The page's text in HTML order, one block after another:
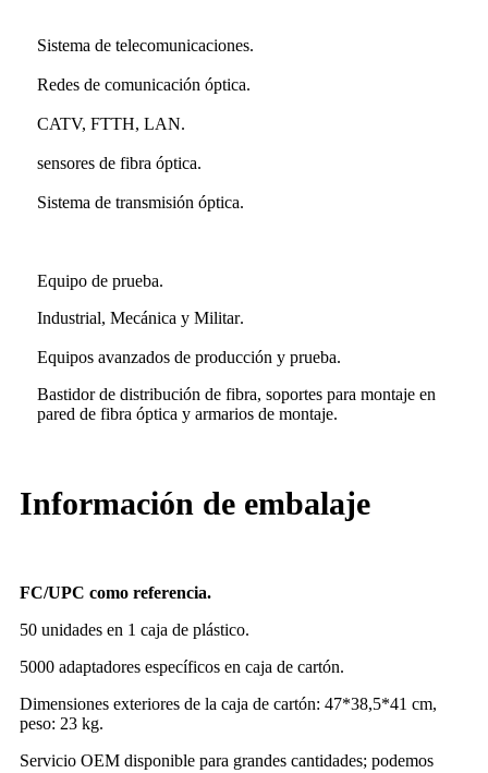
Sistema de telecomunicaciones.
Redes de comunicación óptica.
CATV, FTTH, LAN.
sensores de fibra óptica.
Sistema de transmisión óptica.
Equipo de prueba.
Industrial, Mecánica y Militar.
Equipos avanzados de producción y prueba.
Bastidor de distribución de fibra, soportes para montaje en
pared de fibra óptica y armarios de montaje.
Información de embalaje
FC/UPC como referencia.
50 unidades en 1 caja de plástico.
5000 adaptadores específicos en caja de cartón.
Dimensiones exteriores de la caja de cartón: 47*38,5*41 cm,
peso: 23 kg.
Servicio OEM disponible para grandes cantidades; podemos